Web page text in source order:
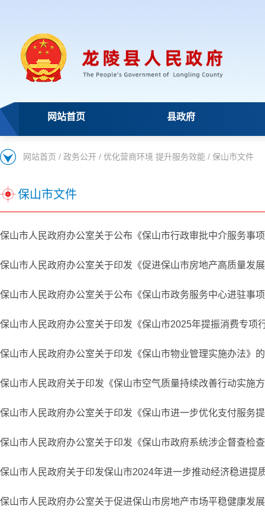
网站首页 县政府
网站首页 / 政务公开 / 优化营商环境 提升服务效能 / 保山市文件
保山市文件
保山市人民政府办公室关于公布《保山市行政审批中介服务事
保山市人民政府办公室关于印发《促进保山市房地产高质量发
保山市人民政府办公室关于公布《保山市政务服务中心进驻事
保山市人民政府办公室关于印发《保山市2025年提振消费专项
保山市人民政府办公室关于印发《保山市物业管理实施办法》
保山市人民政府关于印发《保山市空气质量持续改善行动实施
保山市人民政府办公室关于印发《保山市进一步优化支付服务
保山市人民政府办公室关于印发《保山市政府系统涉企督查检
保山市人民政府关于印发保山市2024年进一步推动经济稳进提
保山市人民政府办公室关于促进保山市房地产市场平稳健康发